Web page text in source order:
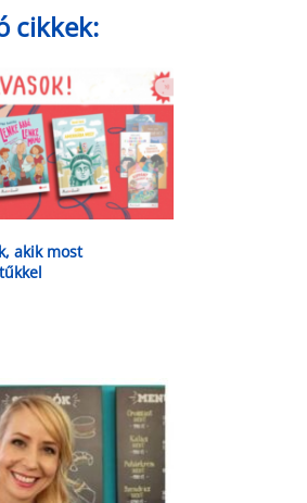
cikkek:
akik most